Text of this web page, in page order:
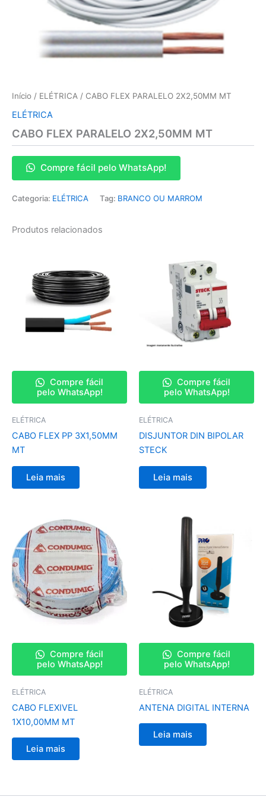
Início / ELÉTRICA / CABO FLEX PARALELO 2X2,50MM MT
ELÉTRICA
CABO FLEX PARALELO 2X2,50MM MT
Compre fácil pelo WhatsApp!
Categoria: ELÉTRICA Tag: BRANCO OU MARROM
Produtos relacionados
Compre fácil
pelo WhatsApp!
ELÉTRICA
CABO FLEX PP 3X1,50MM
MT
Leia mais
Compre fácil
pelo WhatsApp!
ELÉTRICA
DISJUNTOR DIN BIPOLAR
STECK
Leia mais
Compre fácil
pelo WhatsApp!
ELÉTRICA
CABO FLEXIVEL
1X10,00MM MT
Leia mais
Compre fácil
pelo WhatsApp!
ELÉTRICA
ANTENA DIGITAL INTERNA
Leia mais